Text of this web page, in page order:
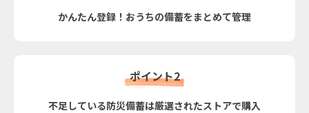
かんたん登録！おうちの備蓄をまとめて管理
ポイント2
不足している防災備蓄は厳選されたストアで購入